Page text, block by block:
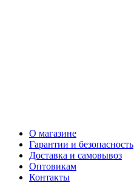
О магазине
Гарантии и безопасность
Доставка и самовывоз
Оптовикам
Контакты